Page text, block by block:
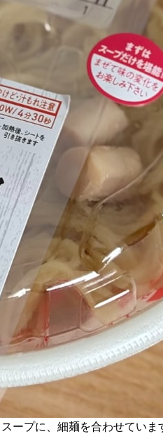
ープに、細麺を合わせてい